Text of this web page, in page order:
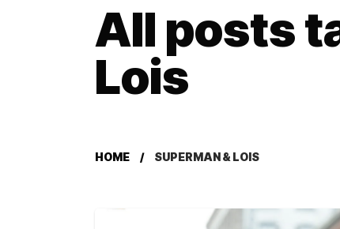
All posts
Lois
HOME SUPERMAN & LOIS